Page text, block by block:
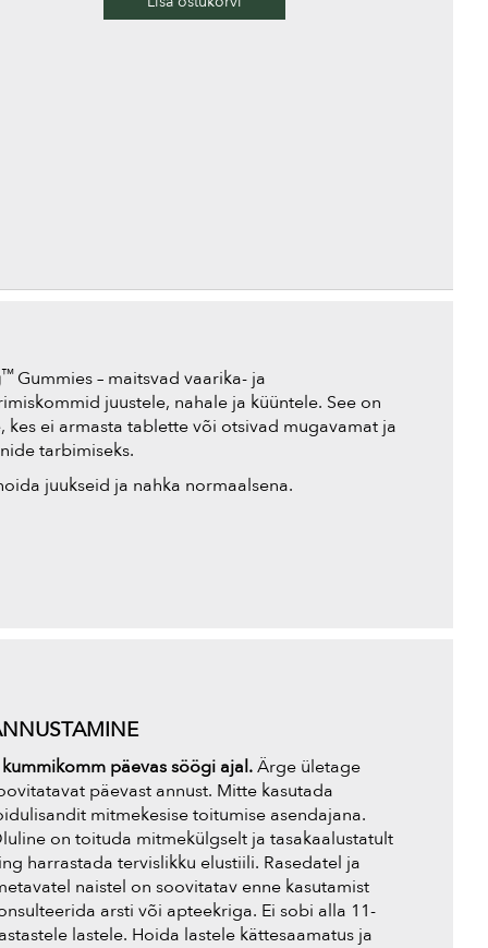
™ Gummies – maitsvad vaarika- ja
juustele, nahale ja küüntele. See on
kes ei armasta tablette või otsivad mugavamat ja
tarbimiseks.
juukseid ja nahka normaalsena.
kummikomm päevas söögi ajal.Ärge ületage
päevast annust. Mitte kasutada
mitmekesise toitumise asendajana.
on toituda mitmekülgselt ja tasakaalustatult
harrastada tervislikku elustiili. Rasedatel ja
naistel on soovitatav enne kasutamist
arsti või apteekriga. Ei sobi alla 11-
lastele. Hoida lastele kättesaamatus ja